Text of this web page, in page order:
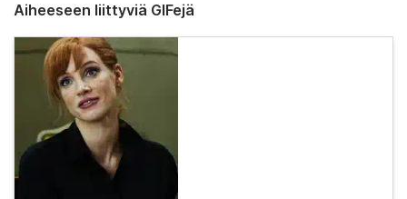
Aiheeseen liittyviä GIFejä